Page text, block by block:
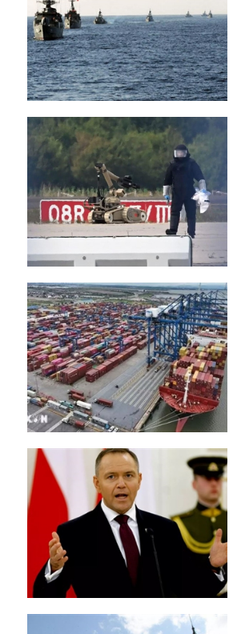
Bão tuyết
Bệnh viện
Bản quyền
Bảo tàng
Blockchain
Bình Dương
Biển Đen
Boeing
Bình Định
Bulgaria
Biến chủng
Baikal
Bakhmut
Crimea
Chính trị
Công nghệ
Chuyện hay
Chuyện lạ
Casino
Chiến tranh thương mại
Chi hội phụ nữ TTTM Mátxcơva
Chính trị Nga
Chợ Vòm
Cảnh sát
Cấm bay
Cao tốc
Canada